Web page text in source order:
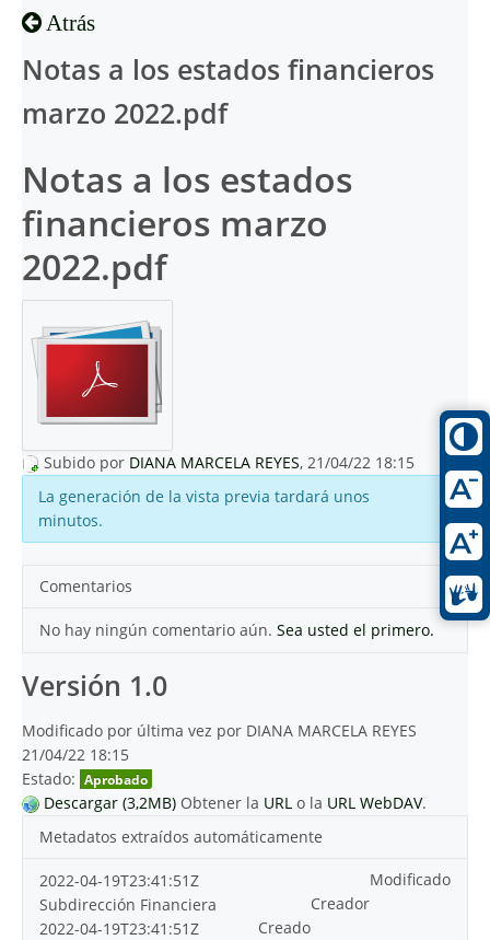
Atrás
Notas a los estados financieros
marzo 2022.pdf
Notas a los estados
financieros marzo
2022.pdf
Subido por DIANA MARCELA REYES, 21/04/22 18:15
La generación de la vista previa tardará unos
minutos.
Comentarios
No hay ningún comentario aún. Sea usted el primero.
Versión 1.0
Modificado por última vez por DIANA MARCELA REYES
21/04/22 18:15
Estado: Aprobado
Descargar (3,2MB) Obtener la URL o la URL WebDAV.
Metadatos extraídos automáticamente
Modificado
2022-04-19T23:41:51Z
Creador
Subdirección Financiera
Creado
2022-04-19T23:41:51Z